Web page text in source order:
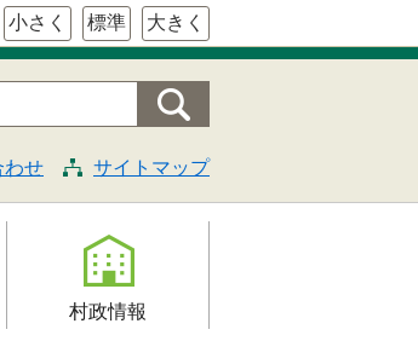
小さく 標準 大きく
わせ サイトマップ
村政情報